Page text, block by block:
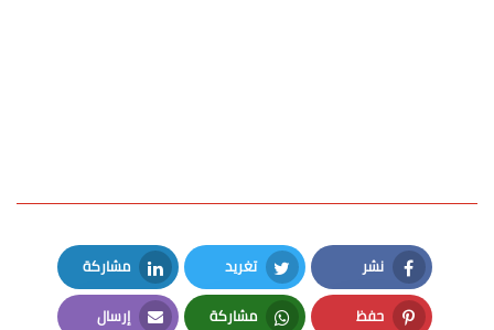
نشر
Facebook
تغريد
Twitter
مشاركة
LinkedIn
حفظ مشاركة إرسال